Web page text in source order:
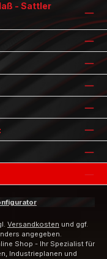
- Sattler
Versandkosten und ggf.
angegeben.
Shop - Ihr Spezialist für
Industrieplanen und